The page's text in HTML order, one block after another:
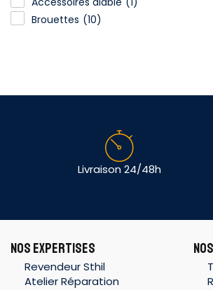
Brouettes (10)
Livraison 24/48h
NOS EXPERTISES
Revendeur Sthil
Atelier Réparation